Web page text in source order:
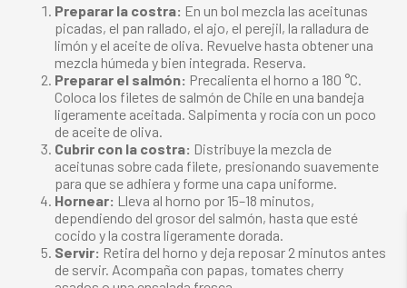
Preparar la costra: En un bol mezcla las aceitunas
picadas, el pan rallado, el ajo, el perejil, la ralladura de
limón y el aceite de oliva. Revuelve hasta obtener una
mezcla húmeda y bien integrada. Reserva.
Preparar el salmón: Precalienta el horno a 180 °C.
Coloca los filetes de salmón de Chile en una bandeja
ligeramente aceitada. Salpimenta y rocía con un poco
de aceite de oliva.
Cubrir con la costra: Distribuye la mezcla de
aceitunas sobre cada filete, presionando suavemente
para que se adhiera y forme una capa uniforme.
Hornear: Lleva al horno por 15–18 minutos,
dependiendo del grosor del salmón, hasta que esté
cocido y la costra ligeramente dorada.
Servir: Retira del horno y deja reposar 2 minutos antes
de servir. Acompaña con papas, tomates cherry